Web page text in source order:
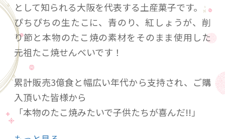
として知られる大阪を代表する土産菓子です。
ぴちぴちの生たこに、青のり、紅しょうが、削
り節と本物のたこ焼の素材をそのまま使用した
元祖たこ焼せんべいです！
累計販売3億食と幅広い年代から支持され、ご購
入頂いた皆様から
「本物のたこ焼みたいで子供たちが喜んだ!!」